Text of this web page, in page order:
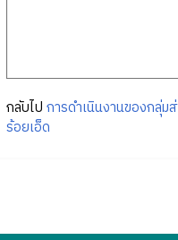
กลับไป การดำเนินงานของกลุ่
ร้อยเอ็ด